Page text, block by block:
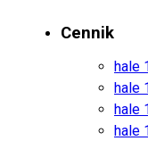
Cennik
hale
hale
hale
hale